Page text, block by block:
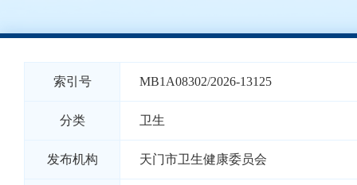
索引号 MB1A08302/2026-13125
分类 卫生
发布机构 天门市卫生健康委员会